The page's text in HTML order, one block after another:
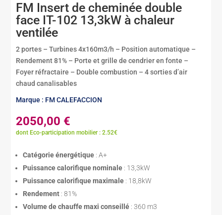
FM Insert de cheminée double
face IT-102 13,3kW à chaleur
ventilée
2 portes – Turbines 4x160m3/h – Position automatique –
Rendement 81% – Porte et grille de cendrier en fonte –
Foyer réfractaire – Double combustion – 4 sorties d’air
chaud canalisables
Marque : FM CALEFACCION
2050,00 €
dont Eco-participation mobilier : 2.52€
Catégorie énergétique : A+
Puissance calorifique nominale : 13,3kW
Puissance calorifique maximale : 18,8kW
Rendement : 81%
Volume de chauffe maxi conseillé : 360 m3